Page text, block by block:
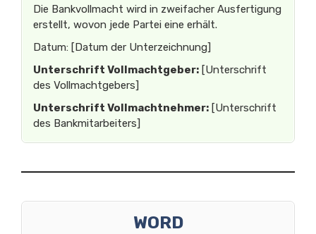
Die Bankvollmacht wird in zweifacher Ausfertigung
erstellt, wovon jede Partei eine erhält.
Datum: [Datum der Unterzeichnung]
Unterschrift Vollmachtgeber: [Unterschrift
des Vollmachtgebers]
Unterschrift Vollmachtnehmer: [Unterschrift
des Bankmitarbeiters]
WORD